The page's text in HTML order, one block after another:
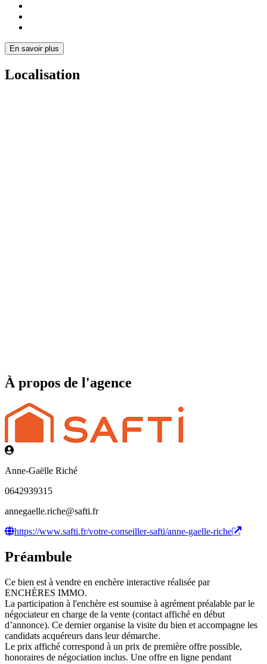
En savoir plus
Localisation
À propos de l'agence
Anne-Gaëlle Riché
0642939315
annegaelle.riche@safti.fr
https://www.safti.fr/votre-conseiller-safti/anne-gaelle-riche
Préambule
Ce bien est à vendre en enchère interactive réalisée par
ENCHÈRES IMMO.
La participation à l'enchère est soumise à agrément préalable par le
négociateur en charge de la vente (contact affiché en début
d’annonce). Ce dernier organise la visite du bien et accompagne les
candidats acquéreurs dans leur démarche.
Le prix affiché correspond à un prix de première offre possible,
honoraires de négociation inclus. Une offre en ligne pendant